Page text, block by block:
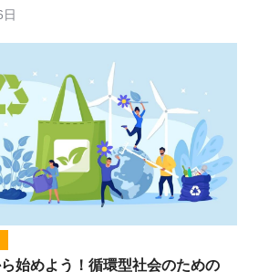
始めよう！循環型社会のための